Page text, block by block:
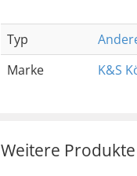
Typ
Marke
K&S
Weitere Produkte